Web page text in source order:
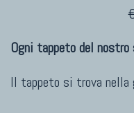
Ogni tappeto del
Il tappeto si trova nella